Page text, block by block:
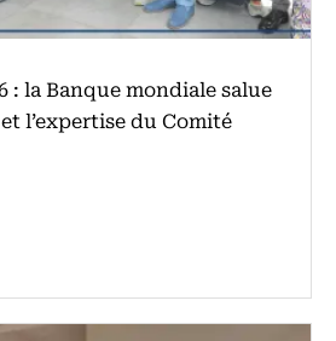
: la Banque mondiale salue
l’expertise du Comité